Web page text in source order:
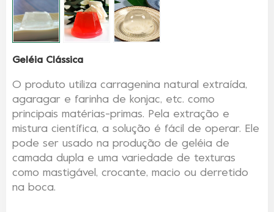
Geléia Clássica
O produto utiliza carragenina natural extraída,
agaragar e farinha de konjac, etc. como
principais matérias-primas. Pela extração e
mistura científica, a solução é fácil de operar. Ele
pode ser usado na produção de geléia de
camada dupla e uma variedade de texturas
como mastigável, crocante, macio ou derretido
na boca.